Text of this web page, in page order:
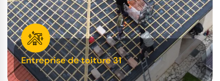
Entreprise de toiture 31